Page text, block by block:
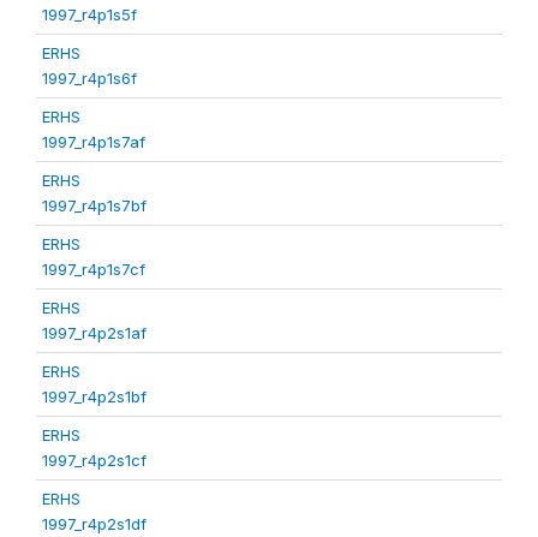
1997_r4p1s5f
ERHS
1997_r4p1s6f
ERHS
1997_r4p1s7af
ERHS
1997_r4p1s7bf
ERHS
1997_r4p1s7cf
ERHS
1997_r4p2s1af
ERHS
1997_r4p2s1bf
ERHS
1997_r4p2s1cf
ERHS
1997_r4p2s1df